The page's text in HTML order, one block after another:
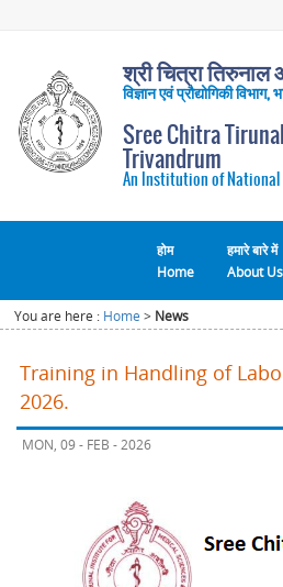
श्री चित्रा तिरुनाल
विज्ञान एवं प्रौद्योगिकी
Sree Chitra
Trivandrum
An Institution of National
होम
Home
हमारे बारे में
About Us
You are here : Home > News
Training in Handling of
2026.
MON, 09 - FEB - 2026